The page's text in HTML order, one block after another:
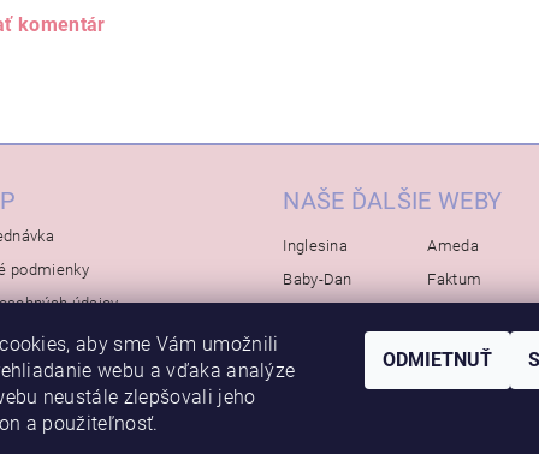
komentár
podmienky
údajov
NAŠE ĎALŠIE WEBY
Inglesina
Baby-Dan
Avova
Ameda
Faktum
Bambino-Mio
aby sme Vám umožnili
webu a vďaka analýze
neustále zlepšovali jeho
a použiteľnosť.
ODMIETNUŤ